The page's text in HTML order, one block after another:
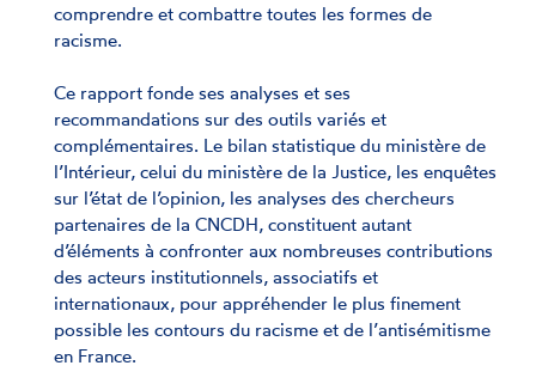
comprendre et combattre toutes les formes de
racisme.
Ce rapport fonde ses analyses et ses
recommandations sur des outils variés et
complémentaires. Le bilan statistique du ministère de
l’Intérieur, celui du ministère de la Justice, les enquêtes
sur l’état de l’opinion, les analyses des chercheurs
partenaires de la CNCDH, constituent autant
d’éléments à confronter aux nombreuses contributions
des acteurs institutionnels, associatifs et
internationaux, pour appréhender le plus finement
possible les contours du racisme et de l’antisémitisme
en France.